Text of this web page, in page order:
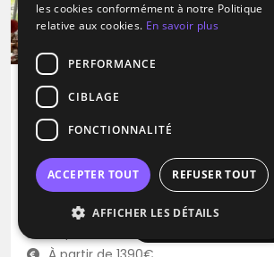
Afficher la carte
DJ
Jour Précieux
Disco Dance House
Gagny (93)
les cookies conformément à notre Politique
relative aux cookies. En savoir plus
PERFORMANCE
CIBLAGE
FONCTIONNALITÉ
ACCEPTER TOUT REFUSER TOUT
AFFICHER LES DÉTAILS